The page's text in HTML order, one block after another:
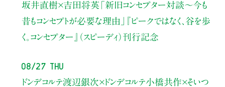
坂井直樹×吉田将英「新旧コンセプター対談～今も
昔もコンセプトが必要な理由」
『ピークではなく、谷を歩
く。コンセプター』（スピーディ）刊行記念
08/27 Thu
ドンデコルテ渡辺銀次×ドンデコルテ小橋共作×そいつ